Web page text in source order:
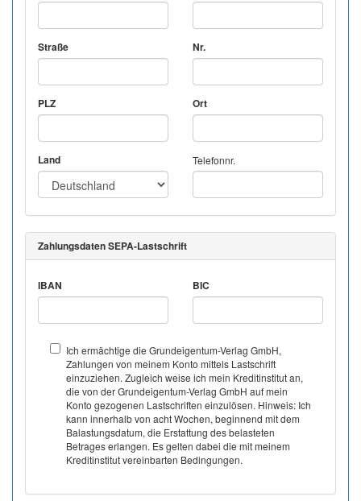
Straße Nr.
PLZ Ort
Land Telefonnr.
Zahlungsdaten SEPA-Lastschrift
IBAN BIC
Ich ermächtige die Grundeigentum-Verlag GmbH,
Zahlungen von meinem Konto mittels Lastschrift
einzuziehen. Zugleich weise ich mein Kreditinstitut an,
die von der Grundeigentum-Verlag GmbH auf mein
Konto gezogenen Lastschriften einzulösen. Hinweis: Ich
kann innerhalb von acht Wochen, beginnend mit dem
Balastungsdatum, die Erstattung des belasteten
Betrages erlangen. Es gelten dabei die mit meinem
Kreditinstitut vereinbarten Bedingungen.